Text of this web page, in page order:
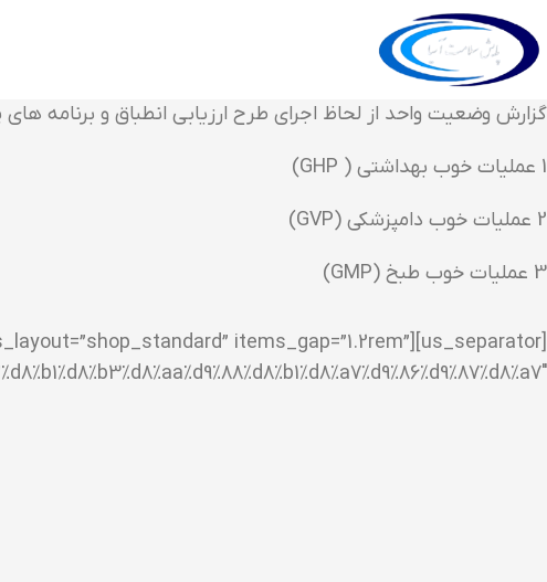
گزارش وضعیت واحد از لحاظ اجرای طرح ارزیابی انطباق و برنامه
1 عملیات خوب بهداشتی ( GHP)
2 عملیات خوب دامپزشکی (GVP)
3 عملیات خوب طبخ (GMP)
items_gap=”1.2rem”